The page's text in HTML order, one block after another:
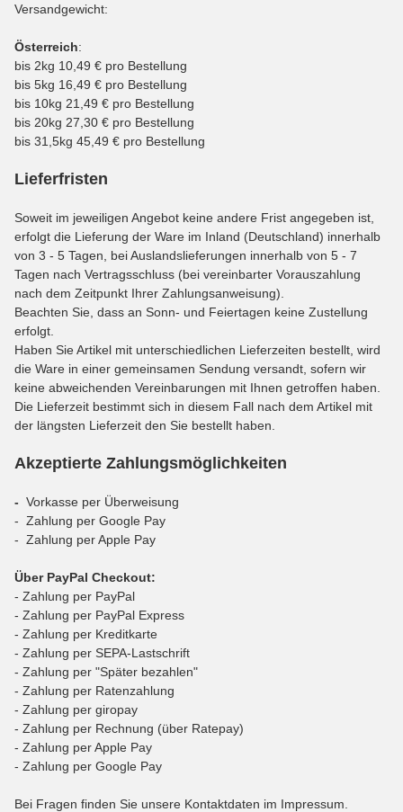
Versandgewicht:
Österreich:
bis 2kg 10,49 € pro Bestellung
bis 5kg 16,49 € pro Bestellung
bis 10kg 21,49 € pro Bestellung
bis 20kg 27,30 € pro Bestellung
bis 31,5kg 45,49 € pro Bestellung
Lieferfristen
Soweit im jeweiligen Angebot keine andere Frist angegeben ist,
erfolgt die Lieferung der Ware im Inland (Deutschland) innerhalb
von 3 - 5 Tagen, bei Auslandslieferungen innerhalb von 5 - 7
Tagen nach Vertragsschluss (bei vereinbarter Vorauszahlung
nach dem Zeitpunkt Ihrer Zahlungsanweisung).
Beachten Sie, dass an Sonn- und Feiertagen keine Zustellung
erfolgt.
Haben Sie Artikel mit unterschiedlichen Lieferzeiten bestellt, wird
die Ware in einer gemeinsamen Sendung versandt, sofern wir
keine abweichenden Vereinbarungen mit Ihnen getroffen haben.
Die Lieferzeit bestimmt sich in diesem Fall nach dem Artikel mit
der längsten Lieferzeit den Sie bestellt haben.
Akzeptierte Zahlungsmöglichkeiten
- Vorkasse per Überweisung
- Zahlung per Google Pay
- Zahlung per Apple Pay
Über PayPal Checkout:
- Zahlung per PayPal
- Zahlung per PayPal Express
- Zahlung per Kreditkarte
- Zahlung per SEPA-Lastschrift
- Zahlung per "Später bezahlen"
- Zahlung per Ratenzahlung
- Zahlung per giropay
- Zahlung per Rechnung (über Ratepay)
- Zahlung per Apple Pay
- Zahlung per Google Pay
Bei Fragen finden Sie unsere Kontaktdaten im Impressum.